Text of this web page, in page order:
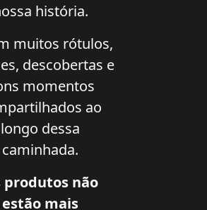
história.
muitos rótulos,
descobertas e
momentos
ao
longo dessa
caminhada.
produtos não
estão mais